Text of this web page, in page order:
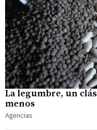
La legumbre, un
menos
Agencias